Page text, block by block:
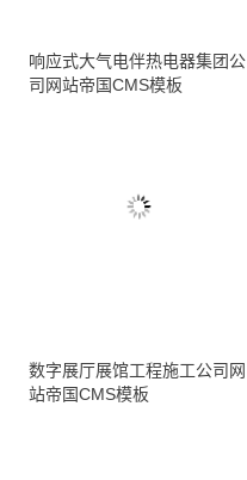
响应式大气电伴热电器集团公
司网站帝国CMS模板
数字展厅展馆工程施工公司网
站帝国CMS模板